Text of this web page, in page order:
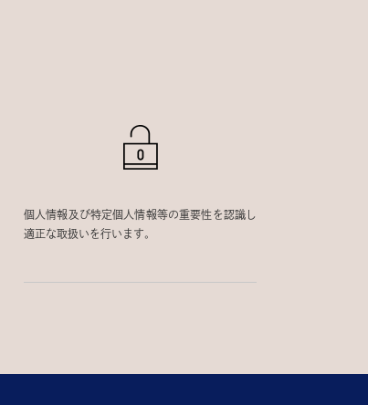
個人情報及び特定個人情報等の重要性を認識し
適正な取扱いを行います。